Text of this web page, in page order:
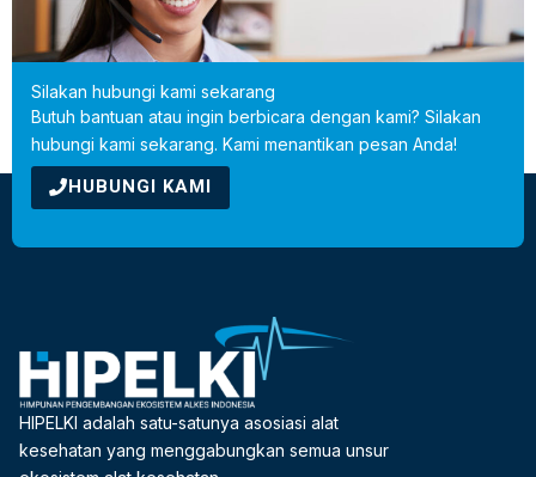
Silakan hubungi kami sekarang
Butuh bantuan atau ingin berbicara dengan kami? Silakan
hubungi kami sekarang. Kami menantikan pesan Anda!
HUBUNGI KAMI
HIPELKI adalah satu-satunya asosiasi alat
kesehatan yang menggabungkan semua unsur